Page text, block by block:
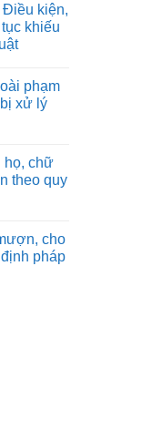
Điều kiện,
khiếu
phạm
xử lý
họ, chữ
theo quy
cho
pháp